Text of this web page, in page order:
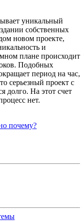
уникальный
собственных
новом проекте,
и
плане происходит
Подобных
период на час,
серьезный проект с
долго. На этот счет
нет.
почему?